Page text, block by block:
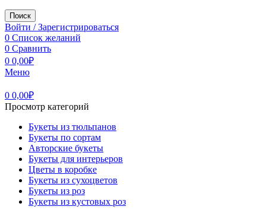
Поиск
Войти / Зарегистрироваться
0 Список желаний
0 Сравнить
0 0,00₽
Меню
0 0,00₽
Просмотр категорий
Букеты из тюльпанов
Букеты по сортам
Авторские букеты
Букеты для интерьеров
Цветы в коробке
Букеты из сухоцветов
Букеты из роз
Букеты из кустовых роз